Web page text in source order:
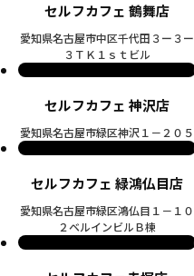
セルフカフェ 鶴舞店
愛知県名古屋市中区千代田３ー３ー
３ＴＫ１ｓｔビル
セルフカフェ 神沢店
愛知県名古屋市緑区神沢１－２０５
セルフカフェ 緑鴻仏目店
愛知県名古屋市緑区鴻仏目１－１０
２ベルインビルＢ棟